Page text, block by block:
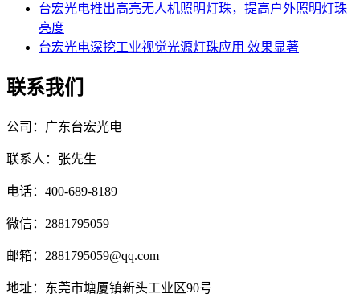
台宏光电推出高亮无人机照明灯珠，提高户外照明灯珠
亮度
台宏光电深挖工业视觉光源灯珠应用 效果显著
联系我们
公司：广东台宏光电
联系人：张先生
电话：400-689-8189
微信：2881795059
邮箱：2881795059@qq.com
地址：东莞市塘厦镇新头工业区90号